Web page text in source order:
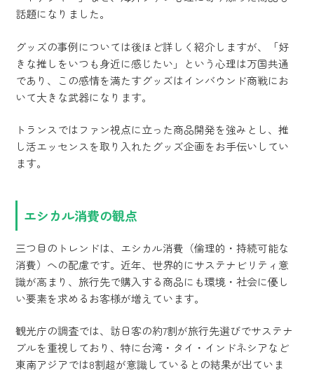
話題になりました。
グッズの事例については後ほど詳しく紹介しますが、「好
きな推しをいつも身近に感じたい」という心理は万国共通
であり、この感情を満たすグッズはインバウンド商戦にお
いて大きな武器になります。
トランスではファン視点に立った商品開発を強みとし、推
し活エッセンスを取り入れたグッズ企画をお手伝いしてい
ます。
エシカル消費の観点
三つ目のトレンドは、エシカル消費（倫理的・持続可能な
消費）への配慮です。近年、世界的にサステナビリティ意
識が高まり、旅行先で購入する商品にも環境・社会に優し
い要素を求めるお客様が増えています。
観光庁の調査では、訪日客の約7割が旅行先選びでサステナ
ブルを重視しており、特に台湾・タイ・インドネシアなど
東南アジアでは8割超が意識しているとの結果が出ていま